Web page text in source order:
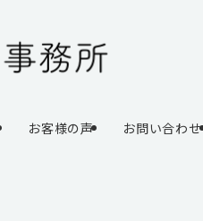
お客様の声 お問い合わせ